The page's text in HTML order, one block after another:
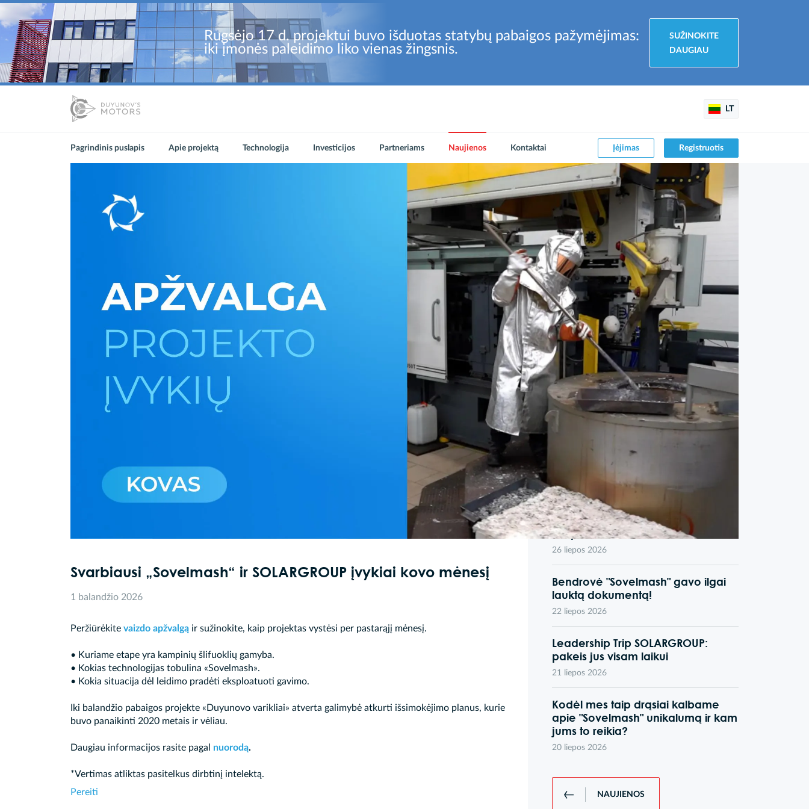
Rugsėjo 17 d. projektui buvo išduotas statybų pabaigos pažymėjimas:
iki įmonės paleidimo liko vienas žingsnis.
SUŽINOKITE
DAUGIAU
LT
Pagrindinis puslapis Apie projektą Technologija Investicijos Partneriams Naujienos Kontaktai Įėjimas Registruotis
Svarbiausi „Sovelmash“ ir SOLARGROUP įvykiai kovo mėnesį
1 balandžio 2026
Peržiūrėkite vaizdo apžvalgą ir sužinokite, kaip projektas vystėsi per pastarąjį mėnesį.
• Kuriame etape yra kampinių šlifuoklių gamyba.
• Kokias technologijas tobulina «Sovelmash».
• Kokia situacija dėl leidimo pradėti eksploatuoti gavimo.
Iki balandžio pabaigos projekte «Duyunovo varikliai» atverta galimybė atkurti išsimokėjimo planus, kurie
buvo panaikinti 2020 metais ir vėliau.
Daugiau informacijos rasite pagal nuorodą.
*Vertimas atliktas pasitelkus dirbtinį intelektą.
Pereiti
"AERONOVA" dalyvavimą "VIVA
AVIA!" nušvietė didžiosios
žiniasklaidos priemonės
3 rugpjūčio 2026
Savaitės rezultatai projekte
"Duyunovo varikliai"
2 rugpjūčio 2026
Pagrindiniai "Sovelmash" liepos
įvykiai
Svarbiausios naujienos ir atsakymai
į klausimus iš Dmitrijaus Duyunovo
27 liepos 2026
Savaitės rezultatai projekte
"Duyunovo varikliai"
26 liepos 2026
Bendrovė "Sovelmash" gavo ilgai
lauktą dokumentą!
22 liepos 2026
Leadership Trip SOLARGROUP:
pakeis jus visam laikui
21 liepos 2026
Kodėl mes taip drąsiai kalbame
apie "Sovelmash" unikalumą ir kam
jums to reikia?
20 liepos 2026
NAUJIENOS